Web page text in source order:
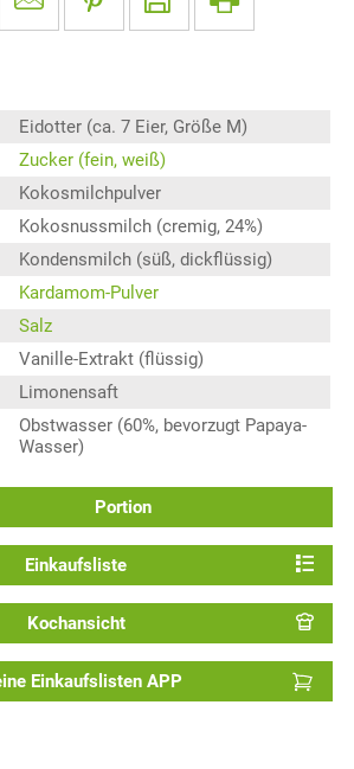
Eidotter (ca. 7 Eier, Größe M)
Zucker (fein, weiß)
Kokosmilchpulver
Kokosnussmilch (cremig, 24%)
Kondensmilch (süß, dickflüssig)
Kardamom-Pulver
Salz
Vanille-Extrakt (flüssig)
Limonensaft
Obstwasser (60%, bevorzugt Papaya-
Wasser)
Portion
Einkaufsliste
Kochansicht
Einkaufslisten APP